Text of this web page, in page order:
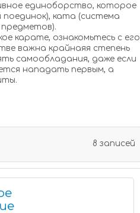
единоборство, которое
ката (система
карате, ознакомьтесь с его
важна крайнаяя степень
самообладания, даже если
нападать первым, а
8 записей